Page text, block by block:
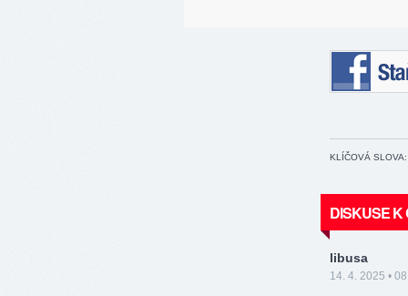
KLÍČOVÁ SLOVA:
DISKUSE
libusa
14. 4. 2025 •